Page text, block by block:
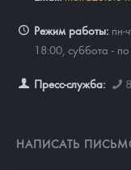
Режим работы: пн-
18:00, суббота -
Пресс-служба:
НАПИСАТЬ